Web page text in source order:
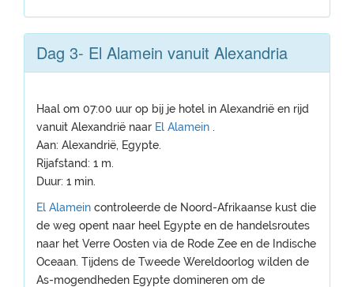
Dag 3- El Alamein vanuit Alexandria
Haal om 07:00 uur op bij je hotel in Alexandrië en rijd
vanuit Alexandrië naar El Alamein .
Aan: Alexandrië, Egypte.
Rijafstand: 1 m.
Duur: 1 min.
El Alamein controleerde de Noord-Afrikaanse kust die
de weg opent naar heel Egypte en de handelsroutes
naar het Verre Oosten via de Rode Zee en de Indische
Oceaan. Tijdens de Tweede Wereldoorlog wilden de
As-mogendheden Egypte domineren om de